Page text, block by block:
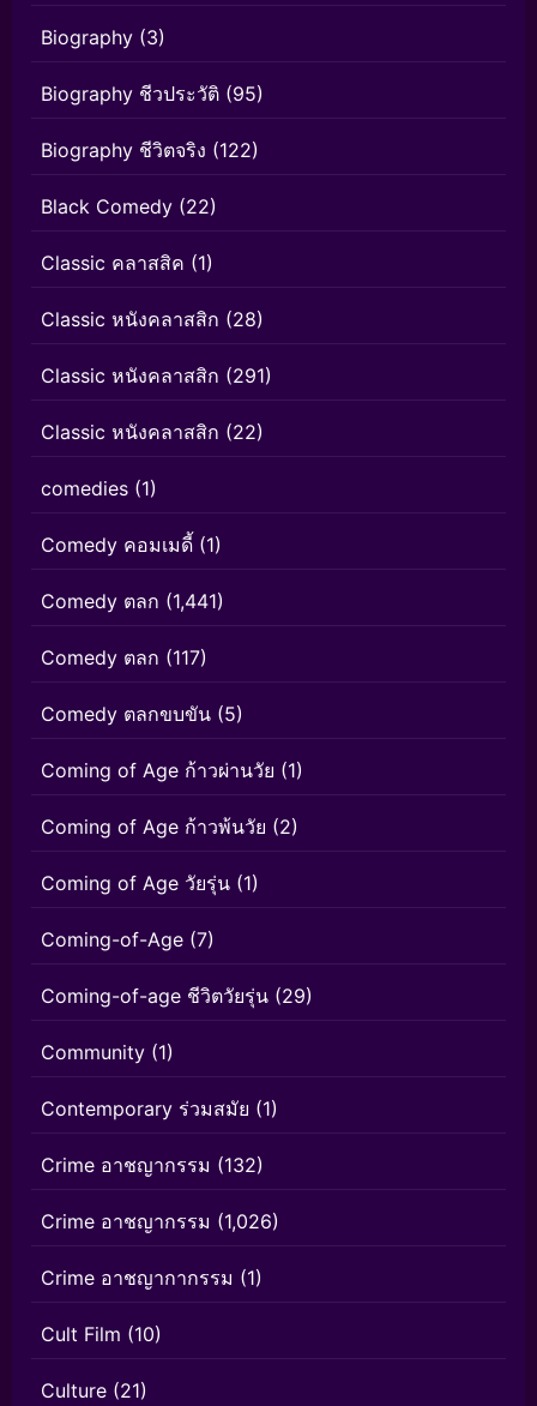
Biography (3)
Biography ชีวประวัติ (95)
Biography ชีวิตจริง (122)
Black Comedy (22)
Classic คลาสสิค (1)
Classic หนังคลาสสิก (28)
Classic หนังคลาสสิก (291)
Classic หนังคลาสสิก (22)
comedies (1)
Comedy คอมเมดี้ (1)
Comedy ตลก (1,441)
Comedy ตลก (117)
Comedy ตลกขบขัน (5)
Coming of Age ก้าวผ่านวัย (1)
Coming of Age ก้าวพ้นวัย (2)
Coming of Age วัยรุ่น (1)
Coming-of-Age (7)
Coming-of-age ชีวิตวัยรุ่น (29)
Community (1)
Contemporary ร่วมสมัย (1)
Crime อาชญากรรม (132)
Crime อาชญากรรม (1,026)
Crime อาชญากากรรม (1)
Cult Film (10)
Culture (21)